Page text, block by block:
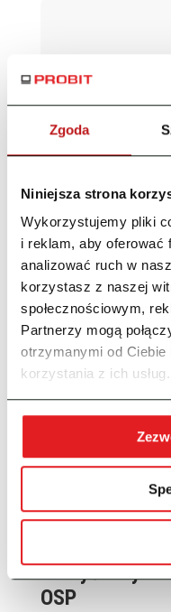
Zgoda
Niniejsza strona
Wykorzystujemy pliki
i reklam, aby oferować
analizować ruch w
korzystasz z naszej
społecznościowym,
Partnerzy mogą
otrzymanymi od
korzystania z ich usług.
Korzyści
OSP